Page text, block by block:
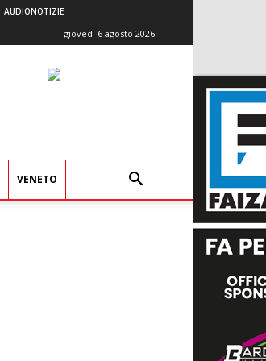
AUDIONOTIZIE
giovedì 6 agosto 2026
VENETO